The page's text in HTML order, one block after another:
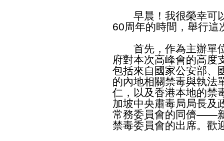
早晨！我很榮幸可以
60周年的時間，舉行這
首先，作為主辦單位
府對本次高峰會的高度
包括來自國家公安部、
的內地相關禁毒與執法
仁，以及香港本地的禁
加坡中央肅毒局局長及
常務委員會的同儕——
禁毒委員會的出席。歡